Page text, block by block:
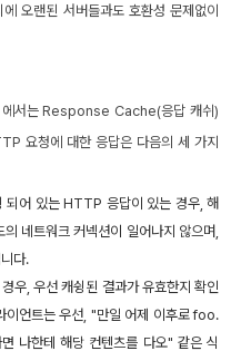
오랜된 서버들과도 호환성 문제없이
에서는 Response Cache(응답 캐쉬)
요청에 대한 응답은 다음의 세 가지
되어 있는 HTTP 응답이 있는 경우, 해
네트워크 커넥션이 일어나지 않으며,
다.
우, 우선 캐슁된 결과가 유효한지 확인
이언트는 우선, "만일 어제 이후로 foo.
나한테 해당 컨텐츠를 다오" 같은 식